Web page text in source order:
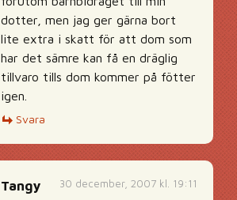
dotter, men jag ger gärna bort
lite extra i skatt för att dom som
har det sämre kan få en dräglig
tillvaro tills dom kommer på fötter
igen.
Svara
30 december, 2007 kl. 19:11
Tangy